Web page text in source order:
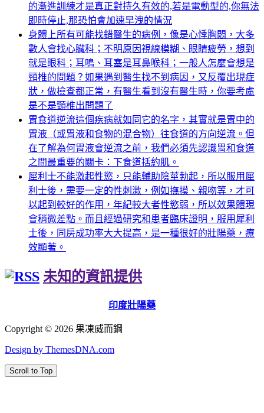
的漸進訓練才是真正對持久有效的,若是電動型的,你無法
即時停止,那恐怕會加速早洩的情況
身體上所有可能找錯醫生的病例，像是心悸胸悶，大多
數人會找心臟科；不明原因視線模糊、眼睛疲勞，想到
就是眼科；耳鳴、耳塞是耳鼻喉科；一般人怎麼會想是
頸椎的問題？如果遇到醫生找不到病因，又反覆出現症
狀，做檢查都正常，有醫生看到沒有醫生時，你要考慮
是不是頸椎出問題了
胃食道逆流這個疾病就如同它的名字，其實就是胃中的
胃液（或胃液和食物的混合物）往食道的方向逆流。但
在了解為何胃液會逆流之前，我們必須先認識胃和食道
之間最重要的關卡：下食道括約肌。
犀利士不能激起性慾，只能輔助陰莖勃起，所以服用犀
利士後，需要一定的性刺激，例如撫摸、親吻等，才可
以起到較好的作用，年紀較大者性慾弱，所以效果體現
會稍微差點。而且經過研究和患者臨床證明，服用犀利
士後，同房成功率大大提高，是一種很好的壯陽藥，療
效顯著。
未知的資訊提供
印度壯陽藥
Copyright © 2026 果凍威而鋼
Design by ThemesDNA.com
Scroll to Top